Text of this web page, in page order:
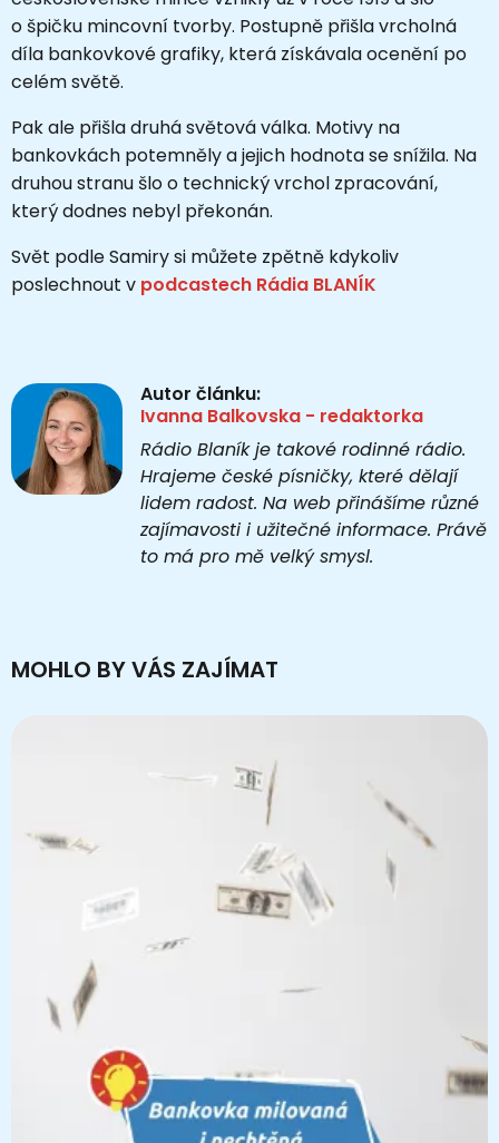
o špičku mincovní tvorby. Postupně přišla vrcholná
díla bankovkové grafiky, která získávala ocenění po
celém světě.
Pak ale přišla druhá světová válka. Motivy na
bankovkách potemněly a jejich hodnota se snížila. Na
druhou stranu šlo o technický vrchol zpracování,
který dodnes nebyl překonán.
Svět podle Samiry si můžete zpětně kdykoliv
poslechnout v podcastech Rádia BLANÍK
Autor článku:
Ivanna Balkovska - redaktorka
Rádio Blaník je takové rodinné rádio.
Hrajeme české písničky, které dělají
lidem radost. Na web přinášíme různé
zajímavosti i užitečné informace. Právě
to má pro mě velký smysl.
MOHLO BY VÁS ZAJÍMAT